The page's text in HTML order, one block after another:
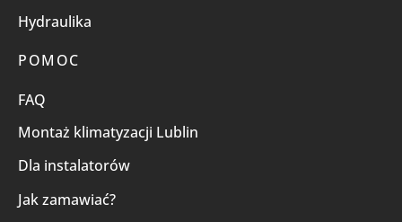
Hydraulika
POMOC
FAQ
Montaż klimatyzacji Lublin
Dla instalatorów
Jak zamawiać?